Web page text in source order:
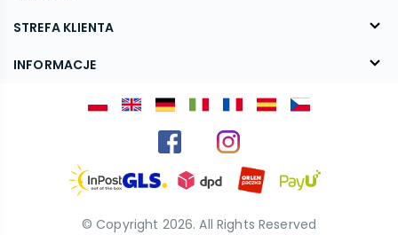
O nas
Blog
STREFA KLIENTA
FAQ
INFORMACJE
© Copyright 2026. All Rights Reserved